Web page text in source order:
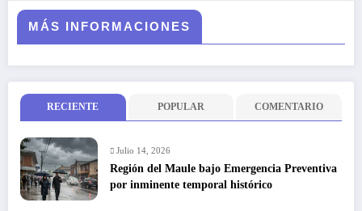
MÁS INFORMACIONES
RECIENTE POPULAR COMENTARIO
Julio 14, 2026
Región del Maule bajo Emergencia Preventiva
por inminente temporal histórico